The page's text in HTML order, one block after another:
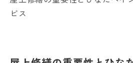
ビス